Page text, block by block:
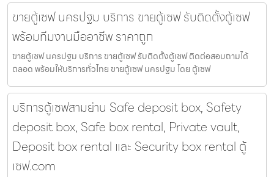
ขายตู้เซฟ นครปฐม บริการ ขายตู้เซฟ รับติดตั้งตู้เซฟ
พร้อมทีมงานมืออาชีพ ราคาถูก
ขายตู้เซฟ นครปฐม บริการ ขายตู้เซฟ รับติดตั้งตู้เซฟ ติดต่อสอบถามได้
ตลอด พร้อมให้บริการทั่วไทย ขายตู้เซฟ นครปฐม โดย ตู้เซฟ
บริการตู้เซฟสามย่าน Safe deposit box, Safety
deposit box, Safe box rental, Private vault,
Deposit box rental และ Security box rental ตู้
เซฟ.com